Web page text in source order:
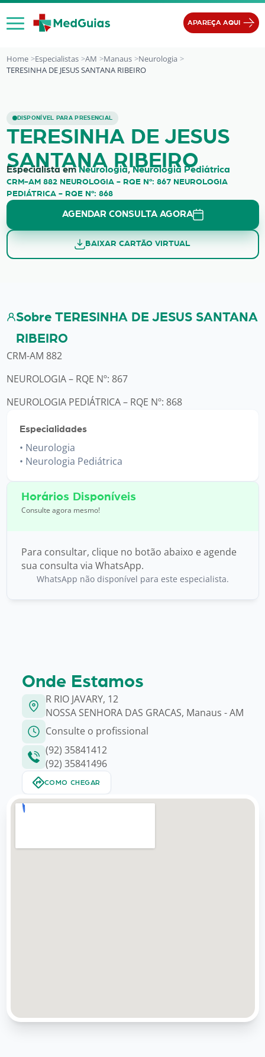
Ir para o conteúdo
APAREÇA AQUI
Home Especialistas AM Manaus
Neurologia
TERESINHA DE JESUS SANTANA RIBEIRO
DISPONÍVEL PARA PRESENCIAL
TERESINHA DE JESUS SANTANA
TERESINHA DE JESUS
SANTANA RIBEIRO
Especialista emNeurologia,Neurologia Pediátrica
CRM-AM 882 NEUROLOGIA - RQE Nº: 867 NEUROLOGIA
PEDIÁTRICA - RQE Nº: 868
AGENDAR CONSULTA AGORA
BAIXAR CARTÃO VIRTUAL
Sobre TERESINHA DE JESUS SANTANA
RIBEIRO
CRM-AM 882
NEUROLOGIA – RQE Nº: 867
NEUROLOGIA PEDIÁTRICA – RQE Nº: 868
Especialidades
Neurologia
Neurologia Pediátrica
Horários Disponíveis
Consulte agora mesmo!
Para consultar, clique no botão abaixo e agende
sua consulta via WhatsApp.
WhatsApp não disponível para este especialista.
Onde Estamos
R RIO JAVARY, 12
NOSSA SENHORA DAS GRACAS, Manaus - AM
Consulte o profissional
(92) 35841412
(92) 35841496
COMO CHEGAR